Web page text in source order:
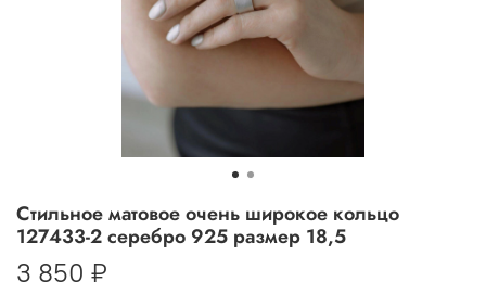
Стильное матовое очень широкое кольцо
127433-2 серебро 925 размер 18,5
3 850 ₽